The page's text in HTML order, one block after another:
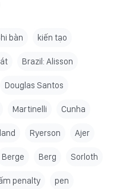
bàn kiến tạo
Brazil: Alisson
Douglas Santos
Martinelli Cunha
Ryerson Ajer
Berge Berg Sorloth
penalty pen